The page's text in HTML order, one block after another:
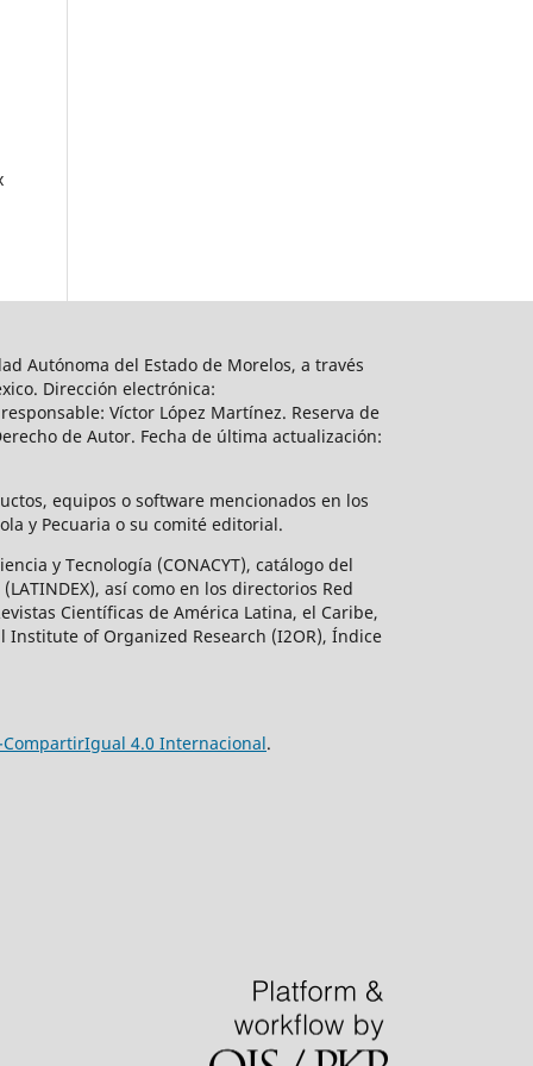
Autónoma del Estado de Morelos, a través
Dirección electrónica:
Víctor López Martínez. Reserva de
de Autor. Fecha de última actualización:
equipos o software mencionados en los
y Pecuaria o su comité editorial.
y Tecnología (CONACYT), catálogo del
así como en los directorios Red
Científicas de América Latina, el Caribe,
Institute of Organized Research (I2OR), Índice
4.0 Internacional.